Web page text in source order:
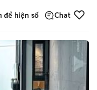
để hiện số Chat